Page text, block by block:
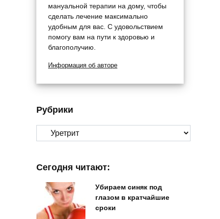
мануальной терапии на дому, чтобы
сделать лечение максимально
удобным для вас. С удовольствием
помогу вам на пути к здоровью и
благополучию.
Информация об авторе
Рубрики
Рубрики
Сегодня читают:
Убираем синяк под
глазом в кратчайшие
сроки